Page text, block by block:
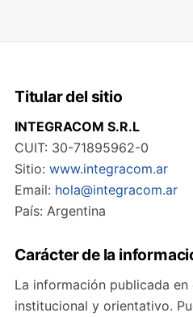
Titular del sitio
INTEGRACOM S.R.L
CUIT: 30-71895962-0
Sitio: www.integracom.ar
Email: hola@integracom.ar
País: Argentina
Carácter de la
La información publicada
institucional y orientativo.